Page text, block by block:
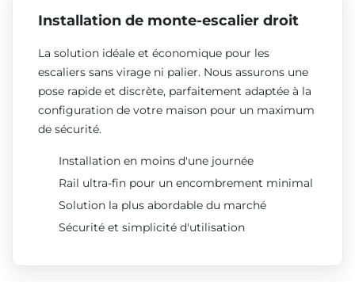
Installation de monte-escalier droit
La solution idéale et économique pour les
escaliers sans virage ni palier. Nous assurons une
pose rapide et discrète, parfaitement adaptée à la
configuration de votre maison pour un maximum
de sécurité.
Installation en moins d'une journée
Rail ultra-fin pour un encombrement minimal
Solution la plus abordable du marché
Sécurité et simplicité d'utilisation